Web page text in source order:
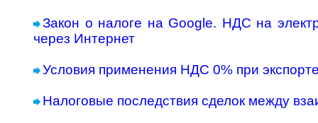
Закон о налоге на Google. НДС на
через Интернет
Условия применения НДС 0% при
Налоговые последствия сделок между